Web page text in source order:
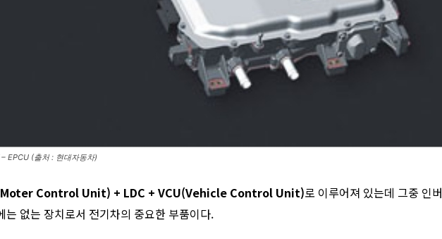
EPCU (출처 : 현대자동차)
Moter Control Unit) + LDC + VCU(Vehicle Control Unit)로 이루어져 있는데 그중 인
는 없는 장치로서 전기차의 중요한 부품이다.